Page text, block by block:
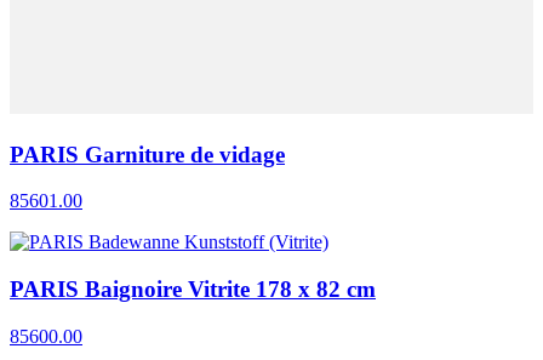
PARIS Garniture de vidage
85601.00
PARIS Baignoire Vitrite 178 x 82 cm
85600.00